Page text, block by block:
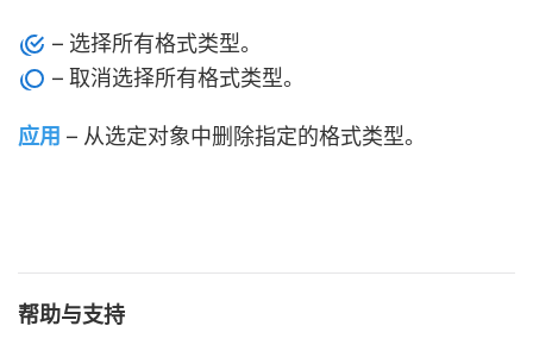
– 选择所有格式类型。
– 取消选择所有格式类型。
应用 – 从选定对象中删除指定的格式类型。
帮助与支持